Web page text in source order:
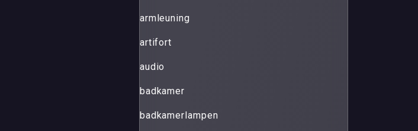
armleuning
artifort
audio
badkamer
badkamerlampen